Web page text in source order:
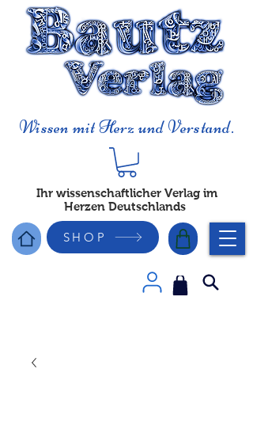
Wissen mit Herz und Verstand.
Ihr wissenschaftlicher Verlag im
Herzen Deutschlands
SHOP